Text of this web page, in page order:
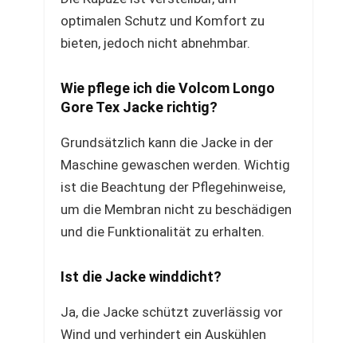
optimalen Schutz und Komfort zu
bieten, jedoch nicht abnehmbar.
Wie pflege ich die Volcom Longo
Gore Tex Jacke richtig?
Grundsätzlich kann die Jacke in der
Maschine gewaschen werden. Wichtig
ist die Beachtung der Pflegehinweise,
um die Membran nicht zu beschädigen
und die Funktionalität zu erhalten.
Ist die Jacke winddicht?
Ja, die Jacke schützt zuverlässig vor
Wind und verhindert ein Auskühlen